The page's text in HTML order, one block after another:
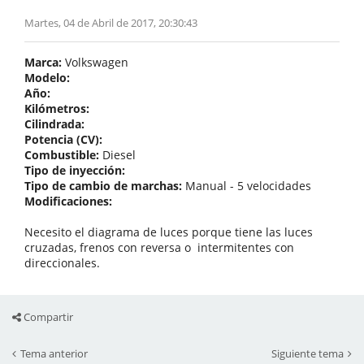
Martes, 04 de Abril de 2017, 20:30:43
Marca: Volkswagen
Modelo:
Año:
Kilómetros:
Cilindrada:
Potencia (CV):
Combustible: Diesel
Tipo de inyección:
Tipo de cambio de marchas: Manual - 5 velocidades
Modificaciones:
Necesito el diagrama de luces porque tiene las luces
cruzadas, frenos con reversa o intermitentes con
direccionales.
Compartir
Tema anterior Siguiente tema